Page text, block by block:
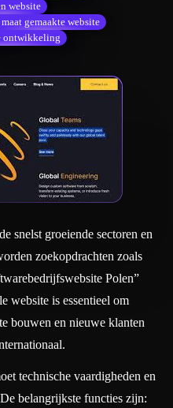
website
gemaakte website
ontwikkeling
snelst groeiende sectoren en
zoekopdrachten zoals
Polen”
website is essentieel om
bouwen en nieuwe klanten
technische vaardigheden en
belangrijkste functies zijn: